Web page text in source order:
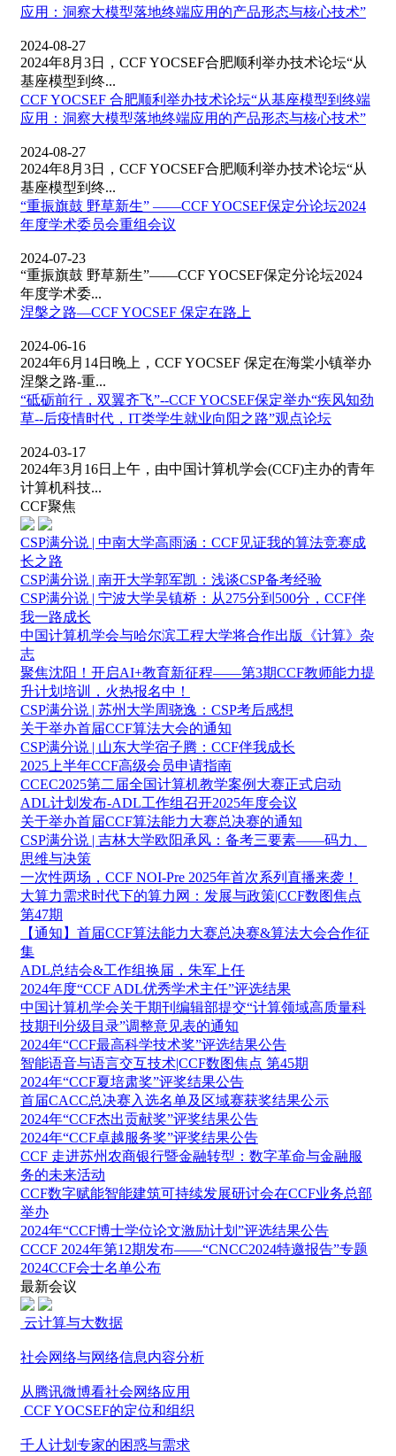
应用：洞察大模型落地终端应用的产品形态与核心技术”
2024-08-27
2024年8月3日，CCF YOCSEF合肥顺利举办技术论坛“从
基座模型到终...
CCF YOCSEF 合肥顺利举办技术论坛“从基座模型到终端
应用：洞察大模型落地终端应用的产品形态与核心技术”
2024-08-27
2024年8月3日，CCF YOCSEF合肥顺利举办技术论坛“从
基座模型到终...
“重振旗鼓 野草新生” ——CCF YOCSEF保定分论坛2024
年度学术委员会重组会议
2024-07-23
“重振旗鼓 野草新生”——CCF YOCSEF保定分论坛2024
年度学术委...
涅槃之路—CCF YOCSEF 保定在路上
2024-06-16
2024年6月14日晚上，CCF YOCSEF 保定在海棠小镇举办
涅槃之路-重...
“砥砺前行，双翼齐飞”--CCF YOCSEF保定举办“疾风知劲
草--后疫情时代，IT类学生就业向阳之路”观点论坛
2024-03-17
2024年3月16日上午，由中国计算机学会(CCF)主办的青年
计算机科技...
CCF聚焦
CSP满分说 | 中南大学高雨涵：CCF见证我的算法竞赛成
长之路
CSP满分说 | 南开大学郭军凯：浅谈CSP备考经验
CSP满分说 | 宁波大学吴镇桥：从275分到500分，CCF伴
我一路成长
中国计算机学会与哈尔滨工程大学将合作出版《计算》杂
志
聚焦沈阳！开启AI+教育新征程——第3期CCF教师能力提
升计划培训，火热报名中！
CSP满分说 | 苏州大学周骁逸：CSP考后感想
关于举办首届CCF算法大会的通知
CSP满分说 | 山东大学宿子腾：CCF伴我成长
2025上半年CCF高级会员申请指南
CCEC2025第二届全国计算机教学案例大赛正式启动
ADL计划发布-ADL工作组召开2025年度会议
关于举办首届CCF算法能力大赛总决赛的通知
CSP满分说 | 吉林大学欧阳承风：备考三要素——码力、
思维与决策
一次性两场，CCF NOI-Pre 2025年首次系列直播来袭！
大算力需求时代下的算力网：发展与政策|CCF数图焦点
第47期
【通知】首届CCF算法能力大赛总决赛&算法大会合作征
集
ADL总结会&工作组换届，朱军上任
2024年度“CCF ADL优秀学术主任”评选结果
中国计算机学会关于期刊编辑部提交“计算领域高质量科
技期刊分级目录”调整意见表的通知
2024年“CCF最高科学技术奖”评选结果公告
智能语音与语言交互技术|CCF数图焦点 第45期
2024年“CCF夏培肃奖”评奖结果公告
首届CACC总决赛入选名单及区域赛获奖结果公示
2024年“CCF杰出贡献奖”评奖结果公告
2024年“CCF卓越服务奖”评奖结果公告
CCF 走进苏州农商银行暨金融转型：数字革命与金融服
务的未来活动
CCF数字赋能智能建筑可持续发展研讨会在CCF业务总部
举办
2024年“CCF博士学位论文激励计划”评选结果公告
CCCF 2024年第12期发布——“CNCC2024特邀报告”专题
2024CCF会士名单公布
最新会议
云计算与大数据
社会网络与网络信息内容分析
从腾讯微博看社会网络应用
CCF YOCSEF的定位和组织
千人计划专家的困惑与需求